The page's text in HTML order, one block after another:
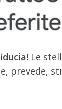
Le
prevede,